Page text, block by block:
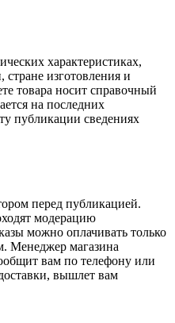
характеристиках,
стране изготовления и
товара носит справочный
на последних
публикации сведениях
перед публикацией.
модерацию
можно оплачивать только
Менеджер магазина
вам по телефону или
вышлет вам